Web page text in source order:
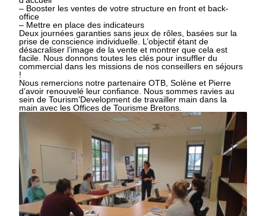
– Booster les ventes de votre structure en front et back-
office
– Mettre en place des indicateurs
Deux journées garanties sans jeux de rôles, basées sur la
prise de conscience individuelle. L’objectif étant de
désacraliser l’image de la vente et montrer que cela est
facile. Nous donnons toutes les clés pour insuffler du
commercial dans les missions de nos conseillers en séjours
!
Nous remercions notre partenaire OTB, Solène et Pierre
d’avoir renouvelé leur confiance. Nous sommes ravies au
sein de Tourism’Development de travailler main dans la
main avec les Offices de Tourisme Bretons.